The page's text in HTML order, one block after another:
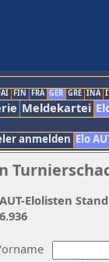
FIN FRA GER GRE INA
Meldekartei
anmelden Elo
AUT-Elolisten
6.936